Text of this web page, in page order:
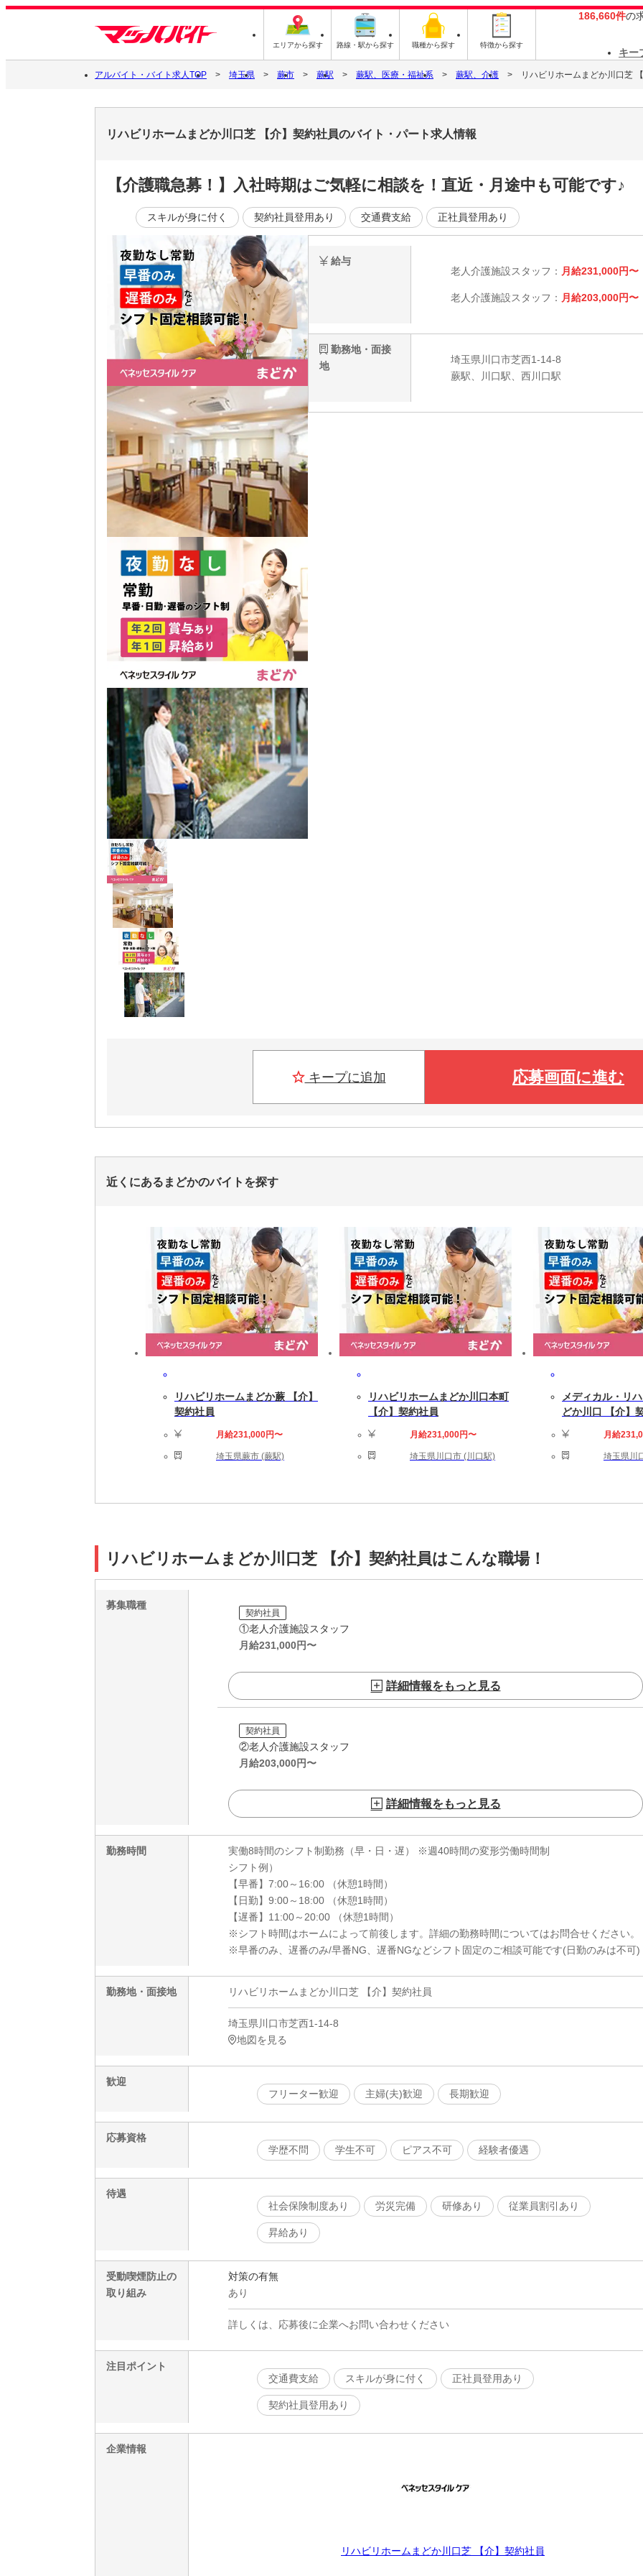
エリアから探す 路線・駅から探す 職種から探す 特徴から探す
186,660件の
キー
アルバイト・バイト求人TOP 埼玉県 蕨市 蕨駅 蕨駅、医療・福祉系 蕨駅、介護 リハビリホームまどか川口芝
リハビリホームまどか川口芝 【介】契約社員のバイト・パート求人情報
【介護職急募！】入社時期はご気軽に相談を！直近・月途中も可能です♪
スキルが身に付く 契約社員登用あり 交通費支給 正社員登用あり
給与
老人介護施設スタッフ： 月給231,000円〜
老人介護施設スタッフ： 月給203,000円〜
勤務地・面接
地
埼玉県川口市芝西1-14-8
蕨駅、川口駅、西川口駅
キープに追加 応募画面に進む
近くにあるまどかのバイトを探す
リハビリホームまどか蕨 【介】
契約社員
月給231,000円〜
埼玉県蕨市 (蕨駅)
リハビリホームまどか川口本町
【介】契約社員
月給231,000円〜
埼玉県川口市 (川口駅)
メディカル・リ
どか川口 【介】
月給
埼玉県川
リハビリホームまどか川口芝 【介】契約社員はこんな職場！
募集職種
契約社員
①老人介護施設スタッフ
月給231,000円〜
詳細情報をもっと見る
契約社員
②老人介護施設スタッフ
月給203,000円〜
詳細情報をもっと見る
勤務時間
実働8時間のシフト制勤務（早・日・遅） ※週40時間の変形労働時間制
シフト例）
【早番】7:00～16:00 （休憩1時間）
【日勤】9:00～18:00 （休憩1時間）
【遅番】11:00～20:00 （休憩1時間）
※シフト時間はホームによって前後します。詳細の勤務時間についてはお問合せください。
※早番のみ、遅番のみ/早番NG、遅番NGなどシフト固定のご相談可能です(日勤のみは不可)
勤務地・面接地 リハビリホームまどか川口芝 【介】契約社員
埼玉県川口市芝西1-14-8
地図を見る
歓迎
フリーター歓迎
主婦(夫)歓迎 長期歓迎
応募資格
学歴不問
学生不可 ピアス不可 経験者優遇
待遇
社会保険制度あり
労災完備 研修あり 従業員割引あり
昇給あり
受動喫煙防止の
取り組み
対策の有無
あり
詳しくは、応募後に企業へお問い合わせください
注目ポイント
交通費支給
スキルが身に付く 正社員登用あり
契約社員登用あり
企業情報
リハビリホームまどか川口芝 【介】契約社員